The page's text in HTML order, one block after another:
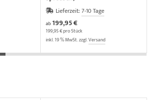
Lieferzeit: 7-10 Tage
ab199,95 €
199,95 € pro Stück
inkl. 19 % MwSt. zzgl.Versand